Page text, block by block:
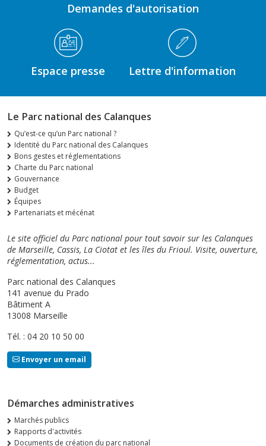
Demandes d'autorisation
Espace presse Lettre d'information
Le Parc national des Calanques
Qu’est-ce qu’un Parc national ?
Identité du Parc national des Calanques
Bons gestes et réglementations
Charte du Parc national
Gouvernance
Budget
Équipes
Partenariats et mécénat
Le site officiel du Parc national pour tout savoir sur les Calanques
de Marseille, Cassis, La Ciotat et les îles du Frioul. Visite, ouverture,
réglementation, actus...
Parc national des Calanques
141 avenue du Prado
Bâtiment A
13008 Marseille
Tél. : 04 20 10 50 00
Envoyer un email
Démarches administratives
Marchés publics
Rapports d'activités
Documents de création du parc national